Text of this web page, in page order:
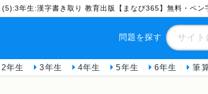
年生:漢字書き取り 教育出版【まなび365】無料・ペン
問題を探す
2年生 3年生 4年生 5年生 6年生 筆